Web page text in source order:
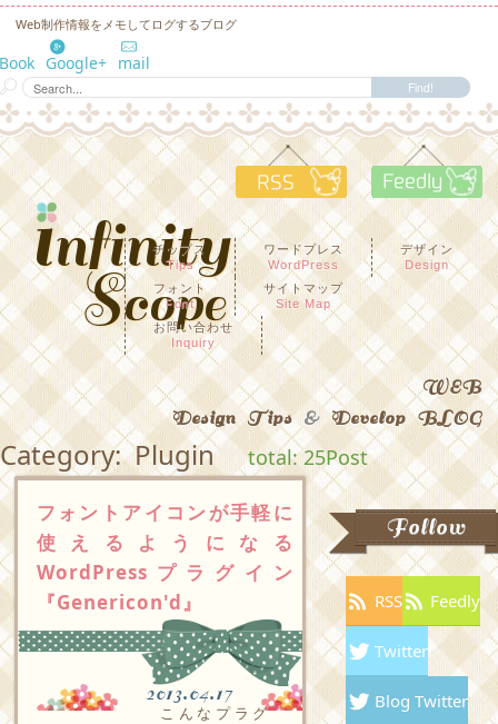
Web制作情報をメモしてログするブログ
Google+ mail
RSS
チップス
Tips
ワードプレス
WordPress
デザイン
Design
フォント
Font
サイトマップ
Site Map
お問い合わせ
Inquiry
WEB
Design Tips & Develop BLOG
Category: Plugin total: 25Post
フォントアイコンが手軽に
使えるようになる
WordPressプラグイン
『Genericon'd』
2013.04.17
こんなプラグ
Follow
RSS Feedly
Twitter
Blog Twitter